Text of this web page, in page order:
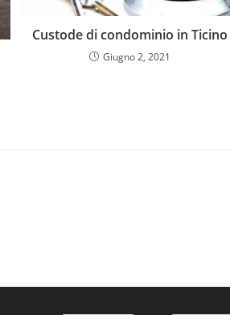
Custode di condominio in Ticino
Giugno 2, 2021